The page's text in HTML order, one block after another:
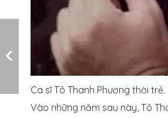
Ca sĩ Tô Thanh Phương thời trẻ.
Vào những năm sau này, Tô